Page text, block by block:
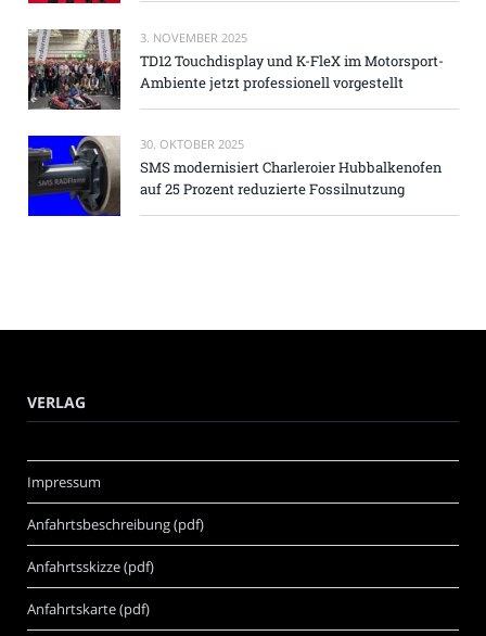
3. NOVEMBER 2025
TD12 Touchdisplay und K-FleX im Motorsport-
Ambiente jetzt professionell vorgestellt
30. OKTOBER 2025
SMS modernisiert Charleroier Hubbalkenofen
auf 25 Prozent reduzierte Fossilnutzung
VERLAG
Impressum
Anfahrtsbeschreibung (pdf)
Anfahrtsskizze (pdf)
Anfahrtskarte (pdf)